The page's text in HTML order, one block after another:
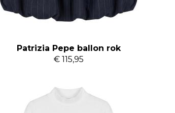
Patrizia Pepe ballon rok
€ 115,95